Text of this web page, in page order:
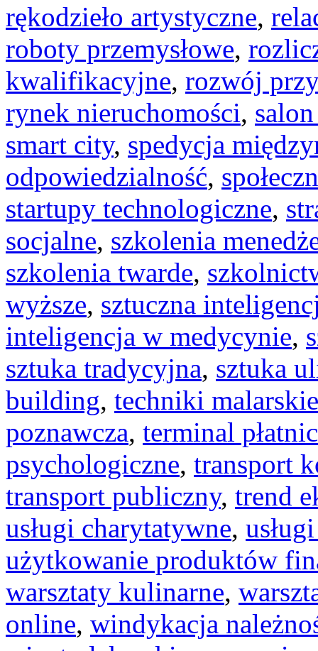
rękodzieło artystyczne,
roboty przemysłowe,
kwalifikacyjne, rozwój
rynek nieruchomości,
smart city, spedycja
odpowiedzialność,
startupy technologiczne,
socjalne, szkolenia
szkolenia twarde,
wyższe, sztuczna
inteligencja w medycynie,
sztuka tradycyjna, sztuka
building, techniki malarskie
poznawcza, terminal
psychologiczne, transport
transport publiczny, trend
usługi charytatywne,
użytkowanie produktów
warsztaty kulinarne,
online, windykacja